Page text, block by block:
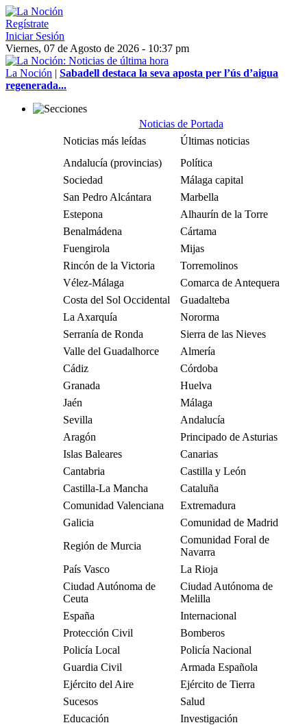
Regístrate
Iniciar Sesión
Viernes, 07 de Agosto de 2026 - 10:37 pm
La Noción | Sabadell destaca la seva aposta per l’ús d’aigua
regenerada...
Noticias de Portada
Noticias más leídas
Últimas noticias
Andalucía (provincias)
Política
Sociedad
Málaga capital
San Pedro Alcántara
Marbella
Estepona
Alhaurín de la Torre
Benalmádena
Cártama
Fuengirola
Mijas
Rincón de la Victoria
Torremolinos
Vélez-Málaga
Comarca de Antequera
Costa del Sol Occidental
Guadalteba
La Axarquía
Nororma
Serranía de Ronda
Sierra de las Nieves
Valle del Guadalhorce
Almería
Cádiz
Córdoba
Granada
Huelva
Jaén
Málaga
Sevilla
Andalucía
Aragón
Principado de Asturias
Islas Baleares
Canarias
Cantabria
Castilla y León
Castilla-La Mancha
Cataluña
Comunidad Valenciana
Extremadura
Galicia
Comunidad de Madrid
Región de Murcia
Comunidad Foral de
Navarra
País Vasco
La Rioja
Ciudad Autónoma de
Ceuta
Ciudad Autónoma de
Melilla
España
Internacional
Protección Civil
Bomberos
Policía Local
Policía Nacional
Guardia Civil
Armada Española
Ejército del Aire
Ejército de Tierra
Sucesos
Salud
Educación
Investigación